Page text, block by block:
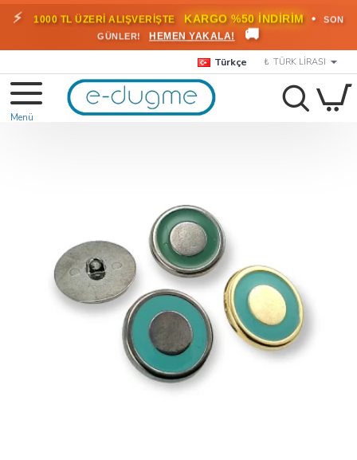
⚡ 1000 TL ÜZERİ ALIŞVERİŞTE KARGO %50 İNDİRİM •
SON
GÜNLER!
HEMEN YAKALA! 🚚
Türkçe ₺ TÜRK LIRASI